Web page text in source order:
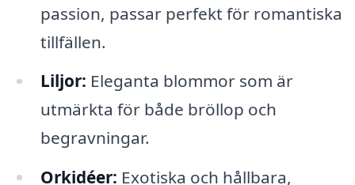
passion, passar perfekt för romantiska
tillfällen.
Liljor: Eleganta blommor som är
utmärkta för både bröllop och
begravningar.
Orkidéer: Exotiska och hållbara,